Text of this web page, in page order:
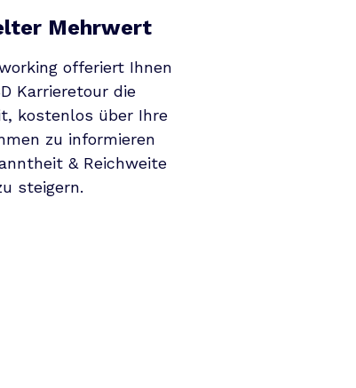
Mehrwert
offeriert Ihnen
Karrieretour die
kostenlos über Ihre
zu informieren
& Reichweite
steigern.